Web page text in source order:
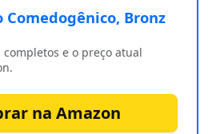
Comedogênico, Bronz
e o preço atual
na Amazon